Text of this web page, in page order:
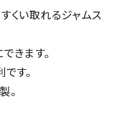
くい取れるジャムス
きます。
す。
。